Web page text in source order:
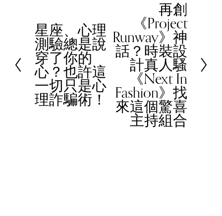
P
r
e
v
i
o
星座、心理
測驗總是說
穿了你的
心？也許這
一切只是心
理詐騙術！
x
再創
《Project
Runway》神
話？時裝設
計真人騷
《Next In
Fashion》找
來這個驚喜
主持組合